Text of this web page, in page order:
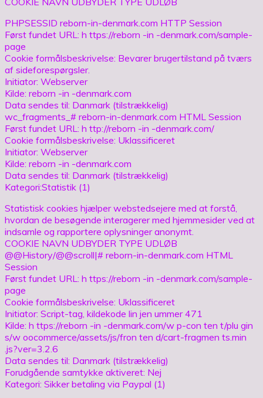
PHPSESSID reborn-in-denmark.com HTTP Session
Først fundet URL: h ttps://reborn -in -denmark.com/sample-
page
Cookie formålsbeskrivelse: Bevarer brugertilstand på tværs
af sideforespørgsler.
Initiator: Webserver
Kilde: reborn -in -denmark.com
Data sendes til: Danmark (tilstrækkelig)
wc_fragments_# reborn-in-denmark.com HTML Session
Først fundet URL: h ttp://reborn -in -denmark.com/
Cookie formålsbeskrivelse: Uklassificeret
Initiator: Webserver
Kilde: reborn -in -denmark.com
Data sendes til: Danmark (tilstrækkelig)
Kategori:Statistik (1)
Statistisk cookies hjælper webstedsejere med at forstå,
hvordan de besøgende interagerer med hjemmesider ved at
indsamle og rapportere oplysninger anonymt.
COOKIE NAVN UDBYDER TYPE UDLØB
@@History/@@scroll|# reborn-in-denmark.com HTML
Session
Først fundet URL: h ttps://reborn -in -denmark.com/sample-
page
Cookie formålsbeskrivelse: Uklassificeret
Initiator: Script-tag, kildekode lin jen ummer 471
Kilde: h ttps://reborn -in -denmark.com/w p-con ten t/plu gin
s/w oocommerce/assets/js/fron ten d/cart-fragmen ts.min
.js?ver=3.2.6
Data sendes til: Danmark (tilstrækkelig)
Forudgående samtykke aktiveret: Nej
Kategori: Sikker betaling via Paypal (1)